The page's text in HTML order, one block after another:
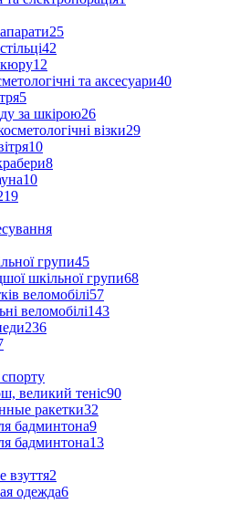
25
42
12
та аксесуари40
5
за шкірою26
візки29
10
8
10
групи45
шкільної групи68
веломобілі57
веломобілі143
236
великий теніс90
ракетки32
бадминтона9
бадминтона13
взуття2
одежда6